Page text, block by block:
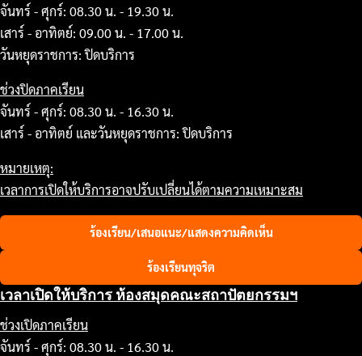
จันทร์ - ศุกร์: 08.30 น. - 19.30 น.
เสาร์ - อาทิตย์: 09.00 น. - 17.00 น.
วันหยุดราชการ: ปิดบริการ
ช่วงปิดภาคเรียน
จันทร์ - ศุกร์: 08.30 น. - 16.30 น.
เสาร์ - อาทิตย์ และวันหยุดราชการ: ปิดบริการ
หมายเหตุ:
เวลาการเปิดให้บริการอาจปรับเปลี่ยนได้ตามความเหมาะสม
ร้องเรียน/เสนอแนะ/แสดงความคิดเห็น
ร้องเรียนทุจริต
เวลาเปิดให้บริการ ห้องสมุดคณะสถาปัตยกรรมฯ
ช่วงเปิดภาคเรียน
จันทร์ - ศุกร์: 08.30 น. - 16.30 น.